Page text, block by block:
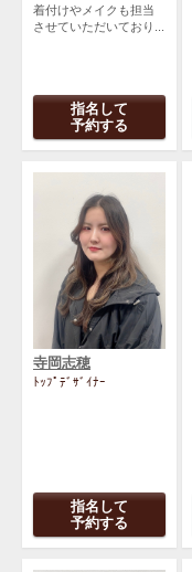
着付けやメイクも担当
させていただいており...
指名して
予約する
寺岡志穂
ﾄｯﾌﾟﾃﾞｻﾞｲﾅｰ
指名して
予約する